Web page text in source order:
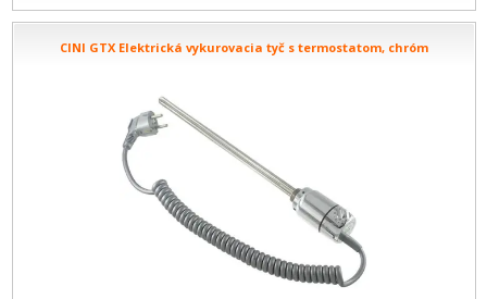
CINI GTX Elektrická vykurovacia tyč s termostatom, chróm